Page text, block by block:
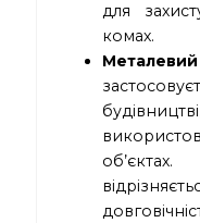
для
комах.